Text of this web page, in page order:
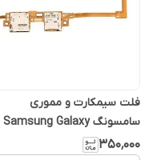
فلت سیمکارت و مموری
سامسونگ Samsung Galaxy
Note 10.1 / P601 Flex Sim
۳۵۰٬۰۰۰